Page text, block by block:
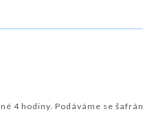
4 hodiny. Podáváme se